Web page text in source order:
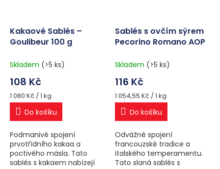
Kakaové Sablés –
Goulibeur 100 g
Skladem (>5 ks)
108 Kč
Měrná
cena:
1 080 Kč / 1 kg
Do košíku
Podmanivé spojení
prvotřídního kakaa a
poctivého másla. Tato
sablés s kakaem nabízejí
Sablés s ovčím sýrem
Pecorino Romano AOP
Skladem (>5 ks)
116 Kč
Měrná
cena:
1 054,55 Kč / 1 kg
Do košíku
Odvážné spojení
francouzské tradice a
italského temperamentu.
Tato slaná sablés s